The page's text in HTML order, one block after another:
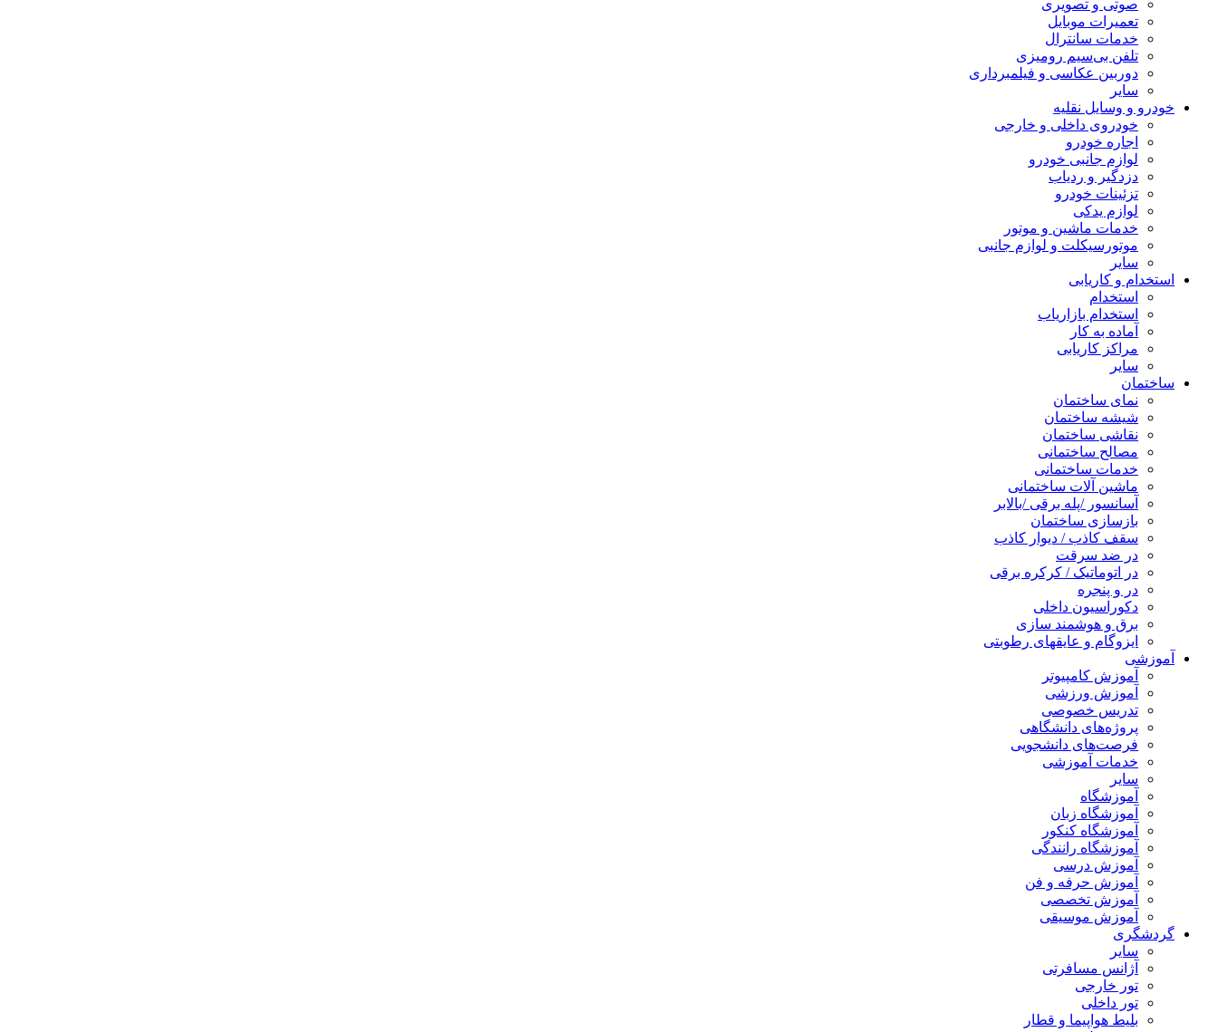
صوتی و تصویری
تعمیرات موبایل
خدمات سانترال
تلفن بی‌سیم رومیزی
دوربین عکاسی و فیلمبرداری
سایر
خودرو و وسایل نقلیه
خودروی داخلی و خارجی
اجاره خودرو
لوازم جانبی خودرو
دزدگیر و ردیاب
تزئینات خودرو
لوازم یدکی
خدمات ماشین و موتور
موتورسیکلت و لوازم جانبی
سایر
استخدام و کاریابی
استخدام
استخدام بازاریاب
آماده به کار
مراکز کاریابی
سایر
ساختمان
نمای ساختمان
شیشه ساختمان
نقاشی ساختمان
مصالح ساختمانی
خدمات ساختمانی
ماشین آلات ساختمانی
آسانسور /پله برقی /بالابر
بازسازی ساختمان
سقف کاذب / دیوار کاذب
در ضد سرقت
در اتوماتیک / کرکره برقی
در و پنجره
دکوراسیون داخلی
برق و هوشمند سازی
ایزوگام و عایقهای رطوبتی
آموزشی
آموزش کامپیوتر
آموزش ورزشی
تدریس خصوصی
پروژه‌های دانشگاهی
فرصت‌های دانشجویی
خدمات آموزشی
سایر
آموزشگاه
آموزشگاه زبان
آموزشگاه کنکور
آموزشگاه رانندگی
آموزش درسی
آموزش حرفه و فن
آموزش تخصصی
آموزش موسیقی
گردشگری
سایر
آژانس مسافرتی
تور خارجی
تور داخلی
بلیط هواپیما و قطار